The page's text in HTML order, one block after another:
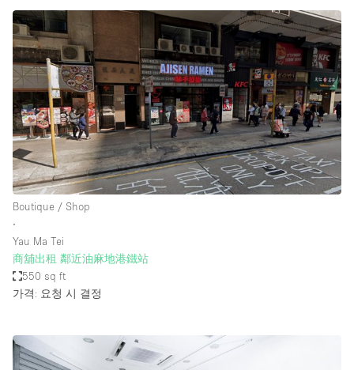
Boutique / Shop
∙
Yau Ma Tei
商舖出租 鄰近油麻地港鐵站
550 sq ft
가격: 요청 시 결정